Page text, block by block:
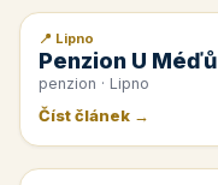
📰 PR článek
📍 Lipno
Penzion U Méďů
penzion · Lipno
Číst článek →